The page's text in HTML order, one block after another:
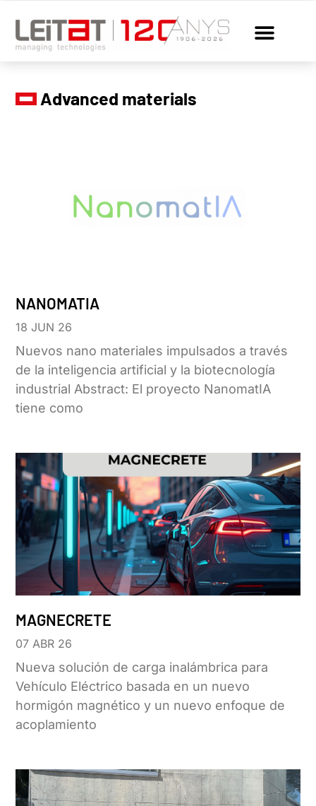
Advanced materials
NANOMATIA
18 JUN 26
Nuevos nano materiales impulsados a través
de la inteligencia artificial y la biotecnología
industrial Abstract: El proyecto NanomatIA
tiene como
MAGNECRETE
07 ABR 26
Nueva solución de carga inalámbrica para
Vehículo Eléctrico basada en un nuevo
hormigón magnético y un nuevo enfoque de
acoplamiento